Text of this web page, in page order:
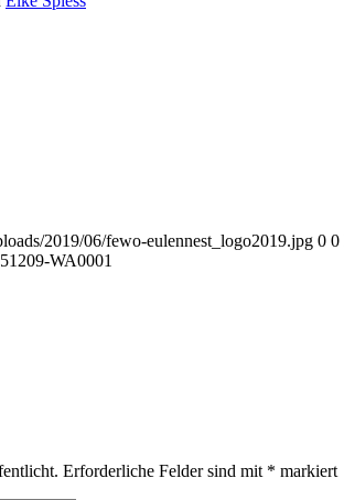
2019/06/fewo-eulennest_logo2019.jpg 0 0
WA0001
Erforderliche Felder sind mit * markiert